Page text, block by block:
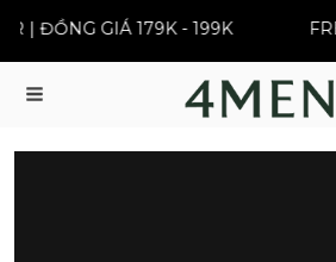
| ĐỒNG GIÁ 179K - 199K